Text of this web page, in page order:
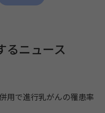
るニュース
用で進行乳がんの罹患率